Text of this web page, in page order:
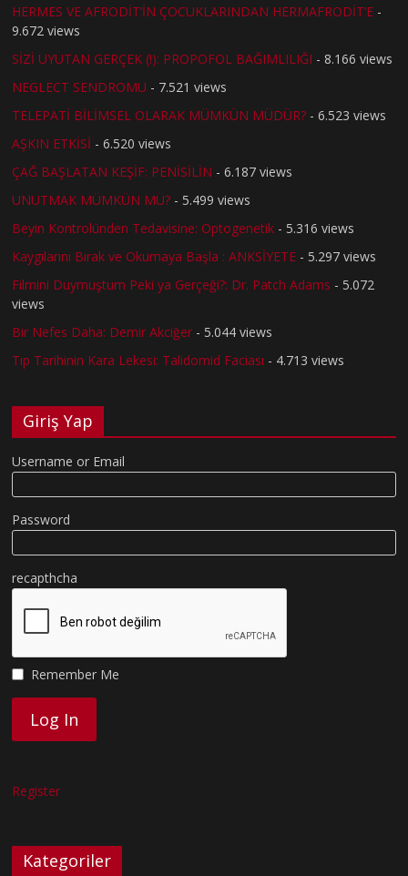
HERMES VE AFRODİT’İN ÇOCUKLARINDAN HERMAFRODİT’E -
9.672 views
SİZİ UYUTAN GERÇEK (!): PROPOFOL BAĞIMLILIĞI - 8.166 views
NEGLECT SENDROMU - 7.521 views
TELEPATİ BİLİMSEL OLARAK MÜMKÜN MÜDÜR? - 6.523 views
AŞKIN ETKİSİ - 6.520 views
ÇAĞ BAŞLATAN KEŞİF: PENİSİLİN - 6.187 views
UNUTMAK MÜMKÜN MÜ? - 5.499 views
Beyin Kontrolünden Tedavisine: Optogenetik - 5.316 views
Kaygılarını Bırak ve Okumaya Başla : ANKSİYETE - 5.297 views
Filmini Duymuştum Peki ya Gerçeği?: Dr. Patch Adams - 5.072
views
Bir Nefes Daha: Demir Akciğer - 5.044 views
Tıp Tarihinin Kara Lekesi: Talidomid Faciası - 4.713 views
Giriş Yap
Username or Email
Password
recapthcha
Remember Me
Register
Kategoriler